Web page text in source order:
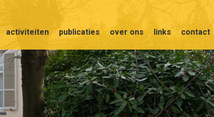
activiteiten publicaties over ons links contact